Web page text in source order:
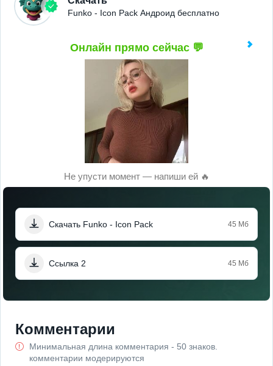
Funko - Icon Pack Андроид бесплатно
Онлайн прямо сейчас 💬
Не упусти момент — напиши ей 🔥
Скачать Funko - Icon Pack 45 Мб
Ссылка 2 45 Мб
Комментарии
Минимальная длина комментария - 50 знаков.
комментарии модерируются